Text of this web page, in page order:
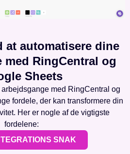
at automatisere dine
med RingCentral og
Sheets
med RingCentral og
fordele, der kan transformere din
Her er nogle af de vigtigste
fordelene:
SNAK